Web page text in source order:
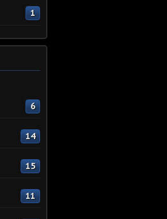
1
6
14
15
11